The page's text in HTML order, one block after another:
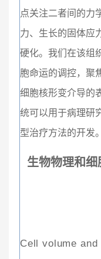
点关注二者间的力
力、生长的固体应
硬化。我们在该组
胞命运的调控，聚
细胞核形变介导的
统可以用于病理研
型治疗方法的开发。
生物物理和细
Cell volume